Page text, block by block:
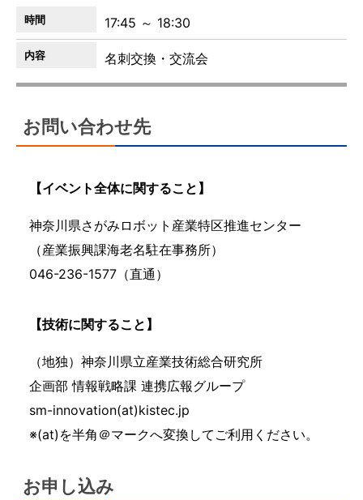
17:45 ～ 18:30
名刺交換・交流会
お問い合わせ先
【イベント全体に関すること】
神奈川県さがみロボット産業特区推進センター
（産業振興課海老名駐在事務所）
046-236-1577（直通）
【技術に関すること】
（地独）神奈川県立産業技術総合研究所
企画部 情報戦略課 連携広報グループ
sm-innovation(at)kistec.jp
※(at)を半角＠マークへ変換してご利用ください。
お申し込み